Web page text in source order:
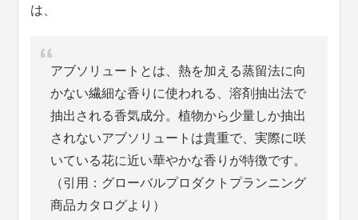
は、
アブソリュートとは、熱を加える蒸留法に向
かない繊細な香りに使われる、溶剤抽出法で
抽出される香気成分。植物から少量しか抽出
されないアブソリュートは貴重で、実際に咲
いている花に近い華やかな香りが特徴です。
（引用：グローバルプロダクトプランニング
商品カタログより）